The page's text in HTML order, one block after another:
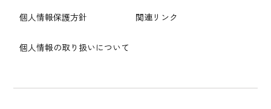
個人情報保護方針
個人情報の取り扱いについて
関連リンク